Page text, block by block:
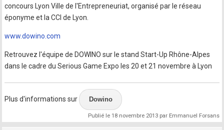
concours Lyon Ville de l'Entrepreneuriat, organisé par le réseau
éponyme et la CCI de Lyon.
www.dowino.com
Retrouvez l'équipe de DOWINO sur le stand Start-Up Rhône-Alpes
dans le cadre du Serious Game Expo les 20 et 21 novembre à Lyon
Plus d'informations sur Dowino
Publié le 18 novembre 2013par Emmanuel Forsans